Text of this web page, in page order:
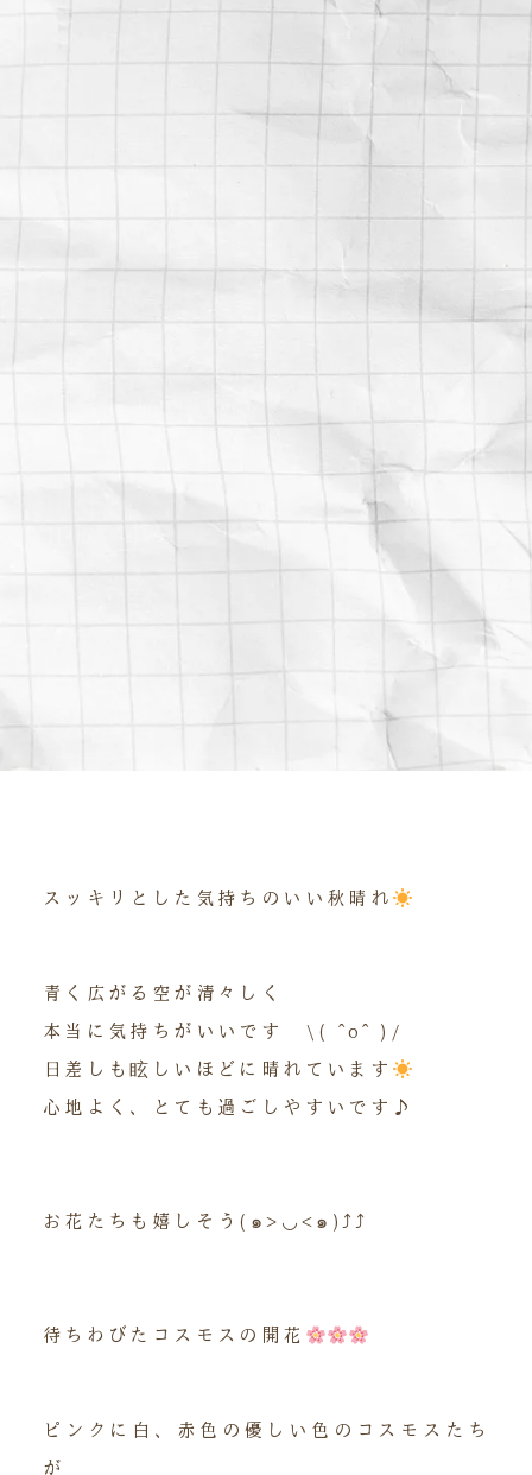
スッキリとした気持ちのいい秋晴れ
青く広がる空が清々しく
本当に気持ちがいいです \( ˆoˆ )/
日差しも眩しいほどに晴れています
心地よく、とても過ごしやすいです♪
お花たちも嬉しそう(๑>◡<๑)⤴︎⤴︎
待ちわびたコスモスの開花
ピンクに白、赤色の優しい色のコスモスたち
が